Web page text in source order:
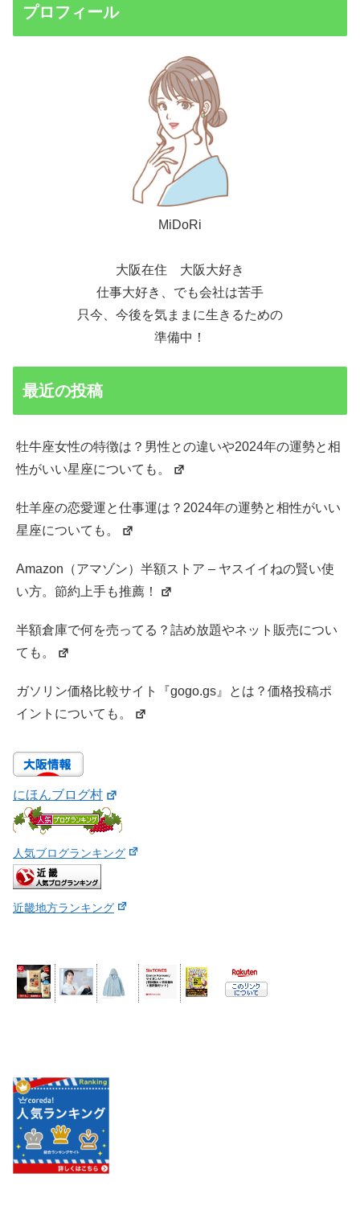
プロフィール
MiDoRi
大阪在住 大阪大好き
仕事大好き、でも会社は苦手
只今、今後を気ままに生きるための
準備中！
最近の投稿
牡牛座女性の特徴は？男性との違いや2024年の運勢と相
性がいい星座についても。
牡羊座の恋愛運と仕事運は？2024年の運勢と相性がいい
星座についても。
Amazon（アマゾン）半額ストア – ヤスイイねの賢い使
い方。節約上手も推薦！
半額倉庫で何を売ってる？詰め放題やネット販売につい
ても。
ガソリン価格比較サイト『gogo.gs』とは？価格投稿ポ
イントについても。
にほんブログ村
人気ブログランキング
近畿地方ランキング